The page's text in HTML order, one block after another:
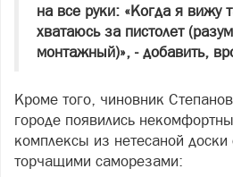
на все руки: «Когда я вижу
хватаюсь за пистолет
монтажный)», - добавить,
Кроме того, чиновник
городе появились
комплексы из нетесаной
торчащими саморезами: